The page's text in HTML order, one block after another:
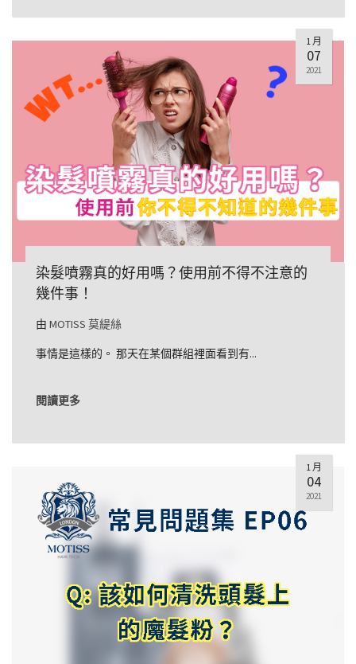
1 月
07
2021
染髮噴霧真的好用嗎？使用前不得不注意的
幾件事！
由 MOTISS 莫緹絲
事情是這樣的。 那天在某個群組裡面看到有...
閱讀更多
1 月
04
2021